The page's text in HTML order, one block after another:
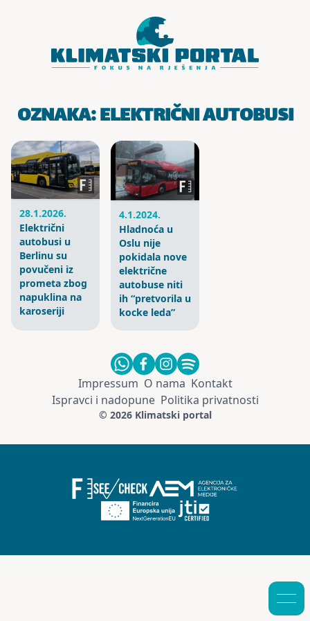
OZNAKA:ELEKTRIČNI AUTOBUSI
28.1.2026.
Električni
autobusi u
Berlinu su
povučeni iz
prometa zbog
napuklina na
karoseriji
4.1.2024.
Hladnoća u
Oslu nije
pokidala nove
električne
autobuse niti
ih “pretvorila u
kocke leda”
Impressum O nama Kontakt
Ispravci i nadopune Politika privatnosti
© 2026 Klimatski portal